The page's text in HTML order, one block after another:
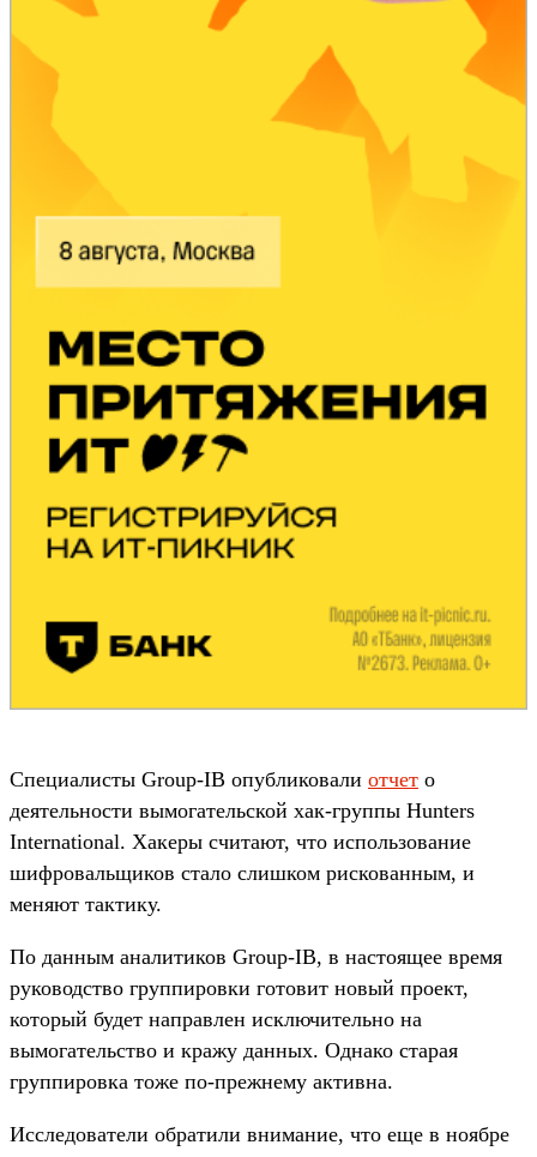
Специалисты Group-IB опубликовали отчет о
деятельности вымогательской хак-группы Hunters
International. Хакеры считают, что использование
шифровальщиков стало слишком рискованным, и
меняют тактику.
По данным аналитиков Group-IB, в настоящее время
руководство группировки готовит новый проект,
который будет направлен исключительно на
вымогательство и кражу данных. Однако старая
группировка тоже по-прежнему активна.
Исследователи обратили внимание, что еще в ноябре